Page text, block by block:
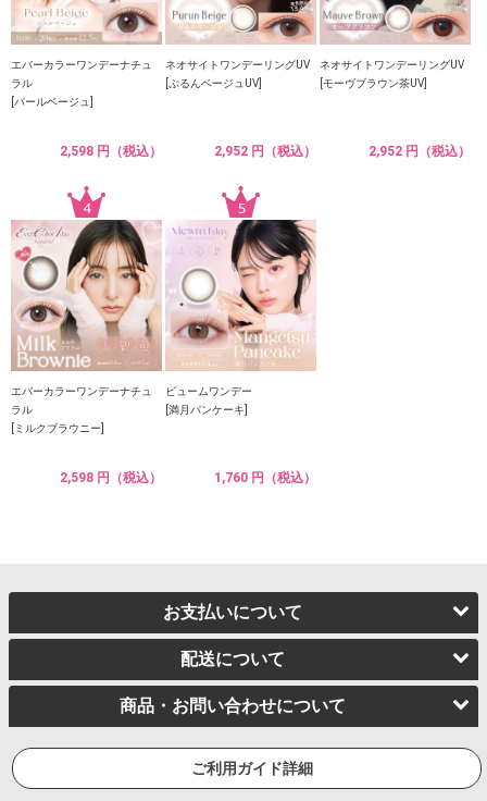
エバーカラーワンデーナチュ
ラル
[パールベージュ]
2,598 円（税込）
ネオサイトワンデーリングUV
[ぷるんベージュUV]
2,952 円（税込）
ネオサイトワンデーリングUV
[モーヴブラウン茶UV]
2,952 円（税込）
エバーカラーワンデーナチュ
ラル
[ミルクブラウニー]
2,598 円（税込）
ビュームワンデー
[満月パンケーキ]
1,760 円（税込）
お支払いについて
配送について
商品・お問い合わせについて
ご利用ガイド詳細